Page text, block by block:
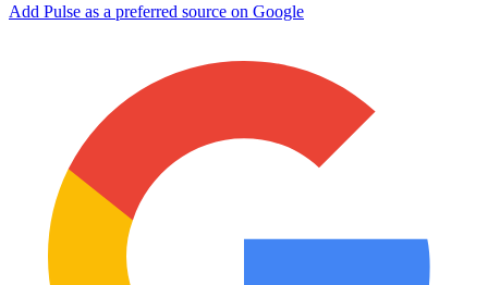
Add Pulse as a preferred source on Google